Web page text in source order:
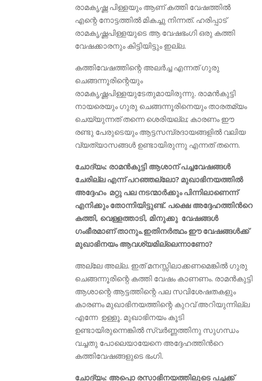
രാമകൃഷ്ണ പിള്ളയും ആണ് കത്തി വേഷത്തിൽ
എന്റെ നോട്ടത്തിൽ മികച്ചു നിന്നത്. ഹരിപ്പാട്
രാമകൃഷ്ണപിള്ളയുടെ ആ വേഷഭംഗി ഒരു കത്തി
വേഷക്കാരനും കിട്ടിയിട്ടും ഇല്ല.
കത്തിവേഷത്തിന്റെ അലർച്ച എന്നത് ഗുരു
ചെങ്ങന്നൂരിന്റെയും
രാമകൃഷ്ണപിള്ളയുടേതുമായിരുന്നു. രാമൻകുട്ടി
നായരെയും ഗുരു ചെങ്ങന്നൂരിനെയും താരതമ്യം
ചെയ്യുന്നത് തന്നെ ശെരിയല്ല; കാരണം ഈ
രണ്ടു പേരുടെയും ആട്ടസമ്പ്രദായങ്ങളിൽ വലിയ
വ്യത്യാസങ്ങൾ ഉണ്ടായിരുന്നു എന്നത് തന്നെ.
ചോദ്യം: രാമൻകുട്ടി ആശാന് പച്ചവേഷങ്ങൾ
ചേരില്ല എന്ന് പറഞ്ഞല്ലോ? മുഖാഭിനയത്തിൽ
അദ്ദേഹം മറ്റു പല നടന്മാർക്കും പിന്നിലാണെന്ന്
എനിക്കും തോന്നിയിട്ടുണ്ട്. പക്ഷെ അദ്ദേഹത്തിൻറെ
കത്തി, വെള്ളത്താടി, മിനുക്കു വേഷങ്ങൾ
ഗംഭീരമാണ് താനും.ഇതിനർത്ഥം ഈ വേഷങ്ങൾക്ക്
മുഖാഭിനയം ആവശ്യമില്ലെന്നാണോ?
അല്ലേ അല്ല. ഇത് മനസ്സിലാക്കണമെങ്കിൽ ഗുരു
ചെങ്ങന്നൂരിന്റെ കത്തി വേഷം കാണണം. രാമൻകുട്ടി
ആശാന്റെ ആട്ടത്തിന്റെ പല സവിശേഷതകളും
കാരണം മുഖാഭിനയത്തിന്റെ കുറവ് അറിയുന്നില്ല
എന്നേ ഉള്ളൂ. മുഖാഭിനയം കൂടി
ഉണ്ടായിരുന്നെങ്കിൽ സ്വർണ്ണത്തിനു സുഗന്ധം
വച്ചതു പോലെയായേനെ അദ്ദേഹത്തിൻറെ
കത്തിവേഷങ്ങളുടെ ഭംഗി.
ചോദ്യം: അപ്പൊ രസാഭിനയത്തിലൂടെ പച്ചക്ക്